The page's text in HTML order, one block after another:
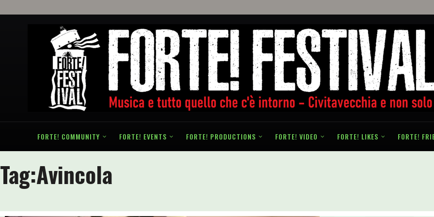
FORTE! COMMUNITY FORTE! EVENTS FORTE! PRODUCTIONS FORTE! VIDEO FORTE! LIKES FORTE!
Tag:Avincola